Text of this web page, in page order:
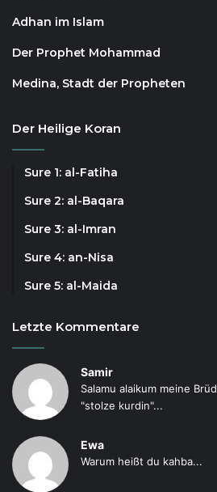
Adhan im Islam
Der Prophet Mohammad
Medina, Stadt der Propheten
Der Heilige Koran
Sure 1: al-Fatiha
Sure 2: al-Baqara
Sure 3: al-Imran
Sure 4: an-Nisa
Sure 5: al-Maida
Letzte Kommentare
Samir
Salamu alaikum meine
"stolze kurdin"...
Ewa
Warum heißt du kahba...